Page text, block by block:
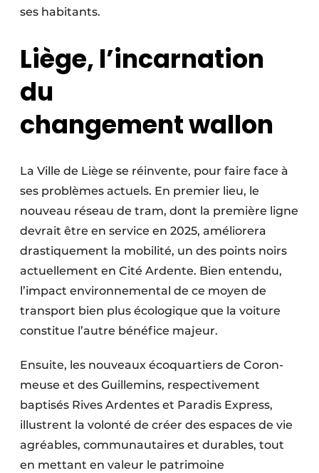
Techniques ferroviaires
Travaux ferroviaires
ses habitants.
Liège, l’incarnation
du
changement wallon
La Ville de Liège se réinvente, pour faire face à
ses problèmes actuels. En premier lieu, le
nouveau réseau de tram, dont la première ligne
devrait être en service en 2025, améliorera
drastiquement la mobilité, un des points noirs
actuellement en Cité Ardente. Bien entendu,
l’impact environnemental de ce moyen de
transport bien plus écologique que la voiture
constitue l’autre bénéfice majeur.
Ensuite, les nouveaux écoquartiers de Coron­
meuse et des Guillemins, respectivement
baptisés Rives Ardentes et Paradis Express,
illustrent la volonté de créer des espaces de vie
agréables, communautaires et durables, tout
en mettant en valeur le patrimoine